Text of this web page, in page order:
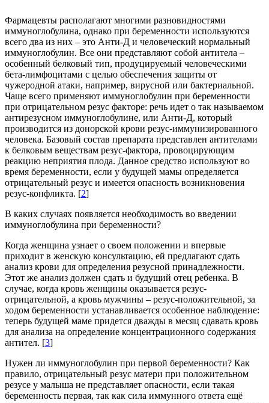
Фармацевты располагают многими разновидностями
иммуноглобулина, однако при беременности используются
всего два из них – это Анти-Д и человеческий нормальный
иммуноглобулин. Все они представляют собой антитела –
особенный белковый тип, продуцируемый человеческими
бета-лимфоцитами с целью обеспечения защиты от
чужеродной атаки, например, вирусной или бактериальной.
Чаще всего применяют иммуноглобулин при беременности
при отрицательном резус факторе: речь идет о так называемом
антирезусном иммуноглобулине, или Анти-Д, который
производится из донорской крови резус-иммунизированного
человека. Базовый состав препарата представлен антителами
к белковым веществам резус-фактора, провоцирующим
реакцию неприятия плода. Данное средство используют во
время беременности, если у будущей мамы определяется
отрицательный резус и имеется опасность возникновения
резус-конфликта. [2]
В каких случаях появляется необходимость во введении
иммуноглобулина при беременности?
Когда женщина узнает о своем положении и впервые
приходит в женскую консультацию, ей предлагают сдать
анализ крови для определения резусной принадлежности.
Этот же анализ должен сдать и будущий отец ребенка. В
случае, когда кровь женщины оказывается резус-
отрицательной, а кровь мужчины – резус-положительной, за
ходом беременности устанавливается особенное наблюдение:
теперь будущей маме придется дважды в месяц сдавать кровь
для анализа на определение концентрационного содержания
антител. [3]
Нужен ли иммуноглобулин при первой беременности? Как
правило, отрицательный резус матери при положительном
резусе у малыша не представляет опасности, если такая
беременность первая, так как сила иммунного ответа ещё